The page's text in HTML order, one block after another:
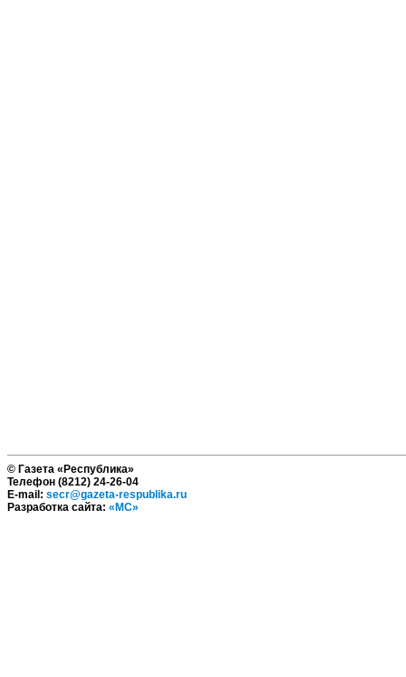
© Газета «Республика»
Телефон (8212) 24-26-04
E-mail: secr@gazeta-respublika.ru
Разработка сайта: «МС»